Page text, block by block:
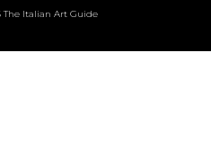
Italian Art Guide